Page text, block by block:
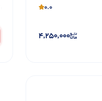
0.0
4,250,000